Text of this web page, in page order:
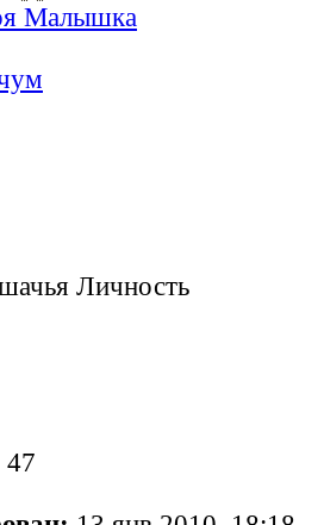
Малышка
Личность
47